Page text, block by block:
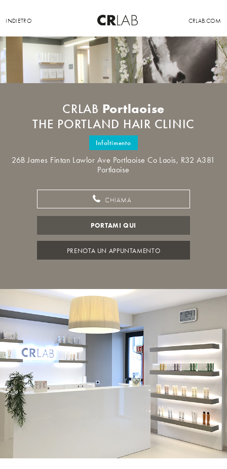
INDIETRO CRLAB.COM
CRLAB Portlaoise
THE PORTLAND HAIR CLINIC
Infoltimento
26B James Fintan Lawlor Ave Portlaoise Co Laois, R32 A381
Portlaoise
CHIAMA
PORTAMI QUI
PRENOTA UN APPUNTAMENTO